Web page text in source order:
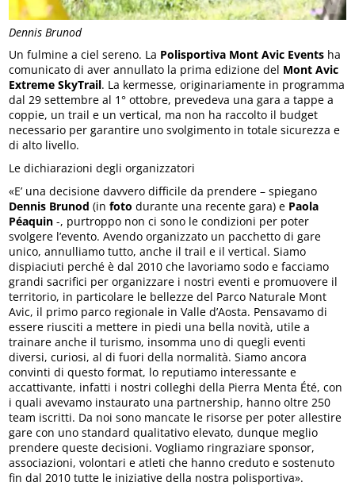
Dennis Brunod
Un fulmine a ciel sereno. La Polisportiva Mont Avic Events ha
comunicato di aver annullato la prima edizione del Mont Avic
Extreme SkyTrail. La kermesse, originariamente in programma
dal 29 settembre al 1° ottobre, prevedeva una gara a tappe a
coppie, un trail e un vertical, ma non ha raccolto il budget
necessario per garantire uno svolgimento in totale sicurezza e
di alto livello.
Le dichiarazioni degli organizzatori
«E’ una decisione davvero difficile da prendere – spiegano
Dennis Brunod (infoto durante una recente gara) e Paola
Péaquin -, purtroppo non ci sono le condizioni per poter
svolgere l’evento. Avendo organizzato un pacchetto di gare
unico, annulliamo tutto, anche il trail e il vertical. Siamo
dispiaciuti perché è dal 2010 che lavoriamo sodo e facciamo
grandi sacrifici per organizzare i nostri eventi e promuovere il
territorio, in particolare le bellezze del Parco Naturale Mont
Avic, il primo parco regionale in Valle d’Aosta. Pensavamo di
essere riusciti a mettere in piedi una bella novità, utile a
trainare anche il turismo, insomma uno di quegli eventi
diversi, curiosi, al di fuori della normalità. Siamo ancora
convinti di questo format, lo reputiamo interessante e
accattivante, infatti i nostri colleghi della Pierra Menta Été, con
i quali avevamo instaurato una partnership, hanno oltre 250
team iscritti. Da noi sono mancate le risorse per poter allestire
gare con uno standard qualitativo elevato, dunque meglio
prendere queste decisioni. Vogliamo ringraziare sponsor,
associazioni, volontari e atleti che hanno creduto e sostenuto
fin dal 2010 tutte le iniziative della nostra polisportiva».